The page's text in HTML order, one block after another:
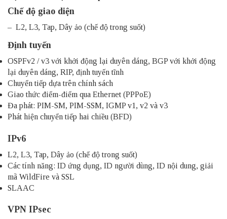
Chế độ giao diện
– L2, L3, Tap, Dây ảo (chế độ trong suốt)
Định tuyến
OSPFv2 / v3 với khởi động lại duyên dáng, BGP với khởi động
lại duyên dáng, RIP, định tuyến tĩnh
Chuyển tiếp dựa trên chính sách
Giao thức điểm-điểm qua Ethernet (PPPoE)
Đa phát: PIM-SM, PIM-SSM, IGMP v1, v2 và v3
Phát hiện chuyển tiếp hai chiều (BFD)
IPv6
L2, L3, Tap, Dây ảo (chế độ trong suốt)
Các tính năng: ID ứng dụng, ID người dùng, ID nội dung, giải
mã WildFire và SSL
SLAAC
VPN IPsec